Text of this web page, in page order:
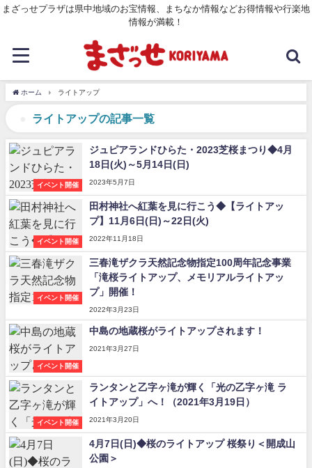
まざっせプラザは県中地域のお宝情報、まちなか情報などお得情報や行楽地
情報が満載！
ホーム ライトアップ
ライトアップの記事一覧
イベント開催
ジュピアランドひらた・2023芝桜まつり◆4月
18日(火)～5月14日(日)
2023年5月7日
イベント開催
田村神社へ紅葉を見に行こう◆【ライトアッ
プ】11月6日(日)～22日(火)
2022年11月18日
イベント開催
三春滝ザクラ天然記念物指定100周年記念事業
「滝桜ライトアップ、メモリアルライトアッ
プ」開催！
2022年3月23日
イベント開催
中島の地蔵桜がライトアップされます！
2021年3月27日
イベント開催
ランタンと乙字ヶ滝が輝く「光の乙字ヶ滝 ラ
イトアップ」へ！（2021年3月19日）
2021年3月20日
4月7日(日)◆桜のライトアップ 桜祭り＜開成山
公園＞